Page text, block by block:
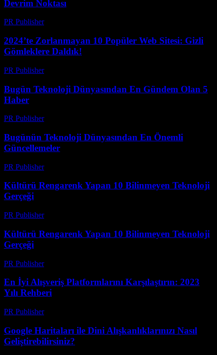
Devrim Noktası
PR Publisher-
2024’te Zorlanmayan 10 Popüler Web Sitesi: Gizli
Gömleklere Daldık!
PR Publisher-
Bugün Teknoloji Dünyasından En Gündem Olan 5
Haber
PR Publisher-
Bugünün Teknoloji Dünyasından En Önemli
Güncellemeler
PR Publisher-
Kültürü Rengarenk Yapan 10 Bilinmeyen Teknoloji
Gerçeği
PR Publisher-
Kültürü Rengarenk Yapan 10 Bilinmeyen Teknoloji
Gerçeği
PR Publisher-
En İyi Alışveriş Platformlarını Karşılaştırın: 2023
Yılı Rehberi
PR Publisher-
Google Haritaları ile Dini Alışkanlıklarınızı Nasıl
Geliştirebilirsiniz?